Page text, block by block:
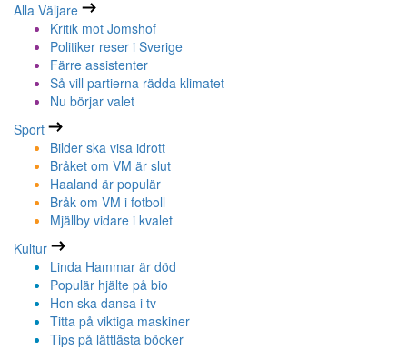
Alla Väljare
Kritik mot Jomshof
Politiker reser i Sverige
Färre assistenter
Så vill partierna rädda klimatet
Nu börjar valet
Sport
Bilder ska visa idrott
Bråket om VM är slut
Haaland är populär
Bråk om VM i fotboll
Mjällby vidare i kvalet
Kultur
Linda Hammar är död
Populär hjälte på bio
Hon ska dansa i tv
Titta på viktiga maskiner
Tips på lättlästa böcker